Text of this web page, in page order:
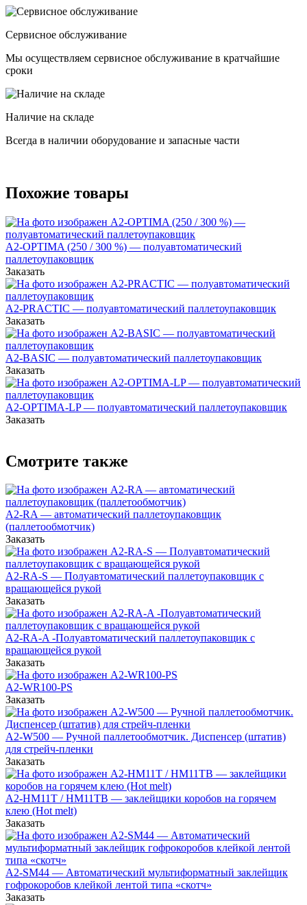
Сервисное обслуживание
Мы осуществляем сервисное обслуживание в кратчайшие
сроки
Наличие на складе
Всегда в наличии оборудование и запасные части
Похожие товары
А2-OPTIMA (250 / 300 %) — полуавтоматический
паллетоупаковщик
Заказать
А2-PRACTIC — полуавтоматический паллетоупаковщик
Заказать
A2-BASIC — полуавтоматический паллетоупаковщик
Заказать
A2-OPTIMA-LP — полуавтоматический паллетоупаковщик
Заказать
Смотрите также
A2-RA — автоматический паллетоупаковщик
(паллетообмотчик)
Заказать
A2-RA-S — Полуавтоматический паллетоупаковщик с
вращающейся рукой
Заказать
A2-RA-A -Полуавтоматический паллетоупаковщик с
вращающейся рукой
Заказать
A2-WR100-PS
Заказать
А2-W500 — Ручной паллетообмотчик. Диспенсер (штатив)
для стрейч-пленки
Заказать
A2-HM11T / HM11TB — заклейщики коробов на горячем
клею (Hot melt)
Заказать
А2-SM44 — Автоматический мультиформатный заклейщик
гофрокоробов клейкой лентой типа «скотч»
Заказать